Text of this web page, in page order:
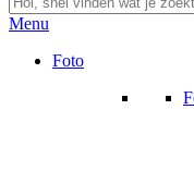
Menu
Foto